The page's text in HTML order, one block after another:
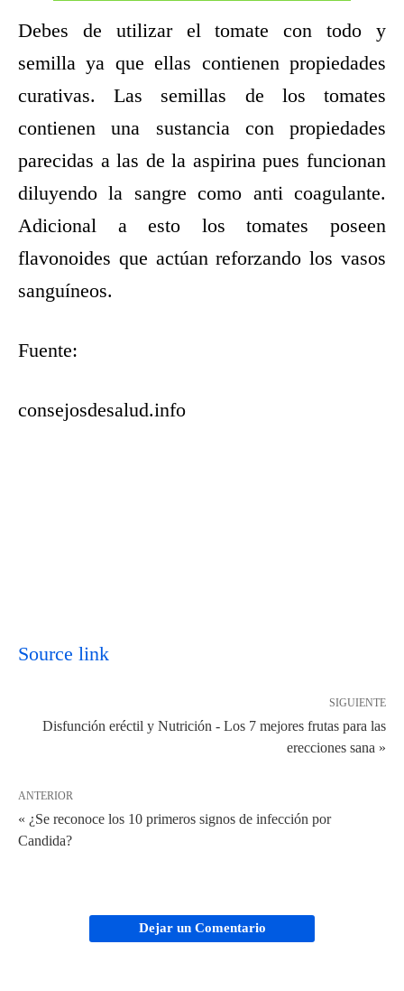
Debes de utilizar el tomate con todo y
semilla ya que ellas contienen propiedades
curativas. Las semillas de los tomates
contienen una sustancia con propiedades
parecidas a las de la aspirina pues funcionan
diluyendo la sangre como anti coagulante.
Adicional a esto los tomates poseen
flavonoides que actúan reforzando los vasos
sanguíneos.
Fuente:
consejosdesalud.info
Source link
SIGUIENTE
Disfunción eréctil y Nutrición - Los 7 mejores frutas para las
erecciones sana »
ANTERIOR
« ¿Se reconoce los 10 primeros signos de infección por
Candida?
Dejar un Comentario